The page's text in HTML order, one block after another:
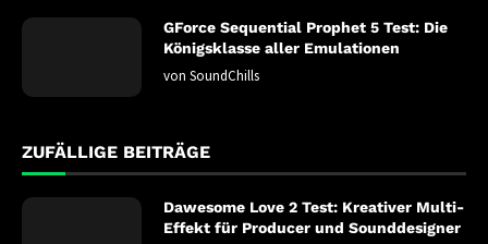
GForce Sequential Prophet 5 Test: Die
Königsklasse aller Emulationen
von SoundChills
ZUFÄLLIGE BEITRÄGE
Dawesome Love 2 Test: Kreativer Multi-
Effekt für Producer und Sounddesigner